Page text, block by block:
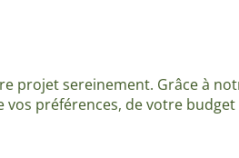
sereinement. Grâce à
préférences, de votre